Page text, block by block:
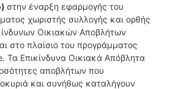
στην έναρξη εφαρμογής του
χωριστής συλλογής και ορθής
Οικιακών Αποβλήτων
στο πλαίσιο του προγράμματος
Τα Επικίνδυνα Οικιακά Απόβλητα
αποβλήτων που
και συνήθως καταλήγουν